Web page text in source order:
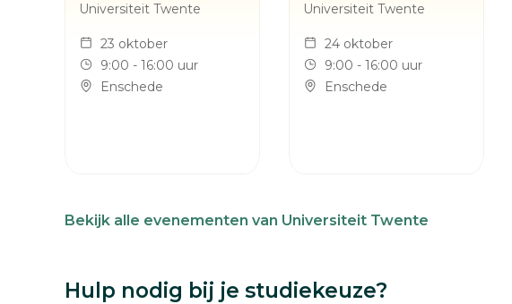
Universiteit Twente
23 oktober
9:00 - 16:00 uur
Enschede
Universiteit Twente
24 oktober
9:00 - 16:00 uur
Enschede
Bekijk alle evenementen van Universiteit Twente
Hulp nodig bij je studiekeuze?